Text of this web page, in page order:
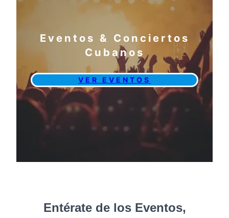
Eventos & Conciertos
Cubanos
VER EVENTOS
Entérate de los Eventos,